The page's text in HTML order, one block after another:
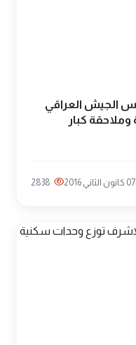
الجيش العراقي
كبار
2838